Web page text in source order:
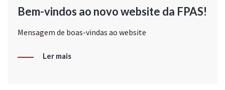
Bem-vindos ao novo website da FPAS!
Mensagem de boas-vindas ao website
Ler mais